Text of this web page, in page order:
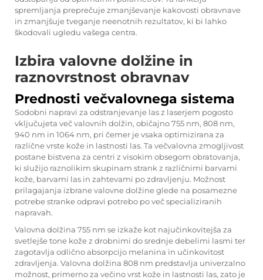
spremljanja preprečuje zmanjševanje kakovosti obravnave
in zmanjšuje tveganje neenotnih rezultatov, ki bi lahko
škodovali ugledu vašega centra.
Izbira valovne dolžine in
raznovrstnost obravnav
Prednosti večvalovnega sistema
Sodobni napravi za odstranjevanje las z laserjem pogosto
vključujeta več valovnih dolžin, običajno 755 nm, 808 nm,
940 nm in 1064 nm, pri čemer je vsaka optimizirana za
različne vrste kože in lastnosti las. Ta večvalovna zmogljivost
postane bistvena za centri z visokim obsegom obratovanja,
ki služijo raznolikim skupinam strank z različnimi barvami
kože, barvami las in zahtevami po zdravljenju. Možnost
prilagajanja izbrane valovne dolžine glede na posamezne
potrebe stranke odpravi potrebo po več specializiranih
napravah.
Valovna dolžina 755 nm se izkaže kot najučinkovitejša za
svetlejše tone kože z drobnimi do srednje debelimi lasmi ter
zagotavlja odlično absorpcijo melanina in učinkovitost
zdravljenja. Valovna dolžina 808 nm predstavlja univerzalno
možnost, primerno za večino vrst kože in lastnosti las, zato je